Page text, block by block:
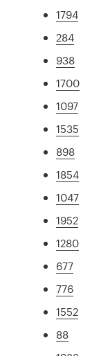
1794
284
938
1700
1097
1535
898
1854
1047
1952
1280
677
776
1552
88